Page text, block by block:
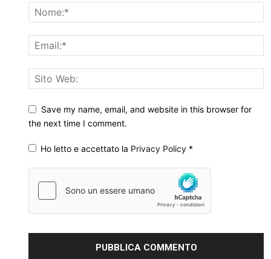
Save my name, email, and website in this browser for
the next time I comment.
Ho letto e accettato la Privacy Policy *